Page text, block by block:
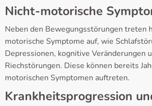
Nicht-motorische
Neben den Bewegungsstörungen treten
motorische Symptome auf, wie
Depressionen, kognitive Veränderungen
Riechstörungen. Diese können bereits
motorischen Symptomen auftreten.
Krankheitsprogression